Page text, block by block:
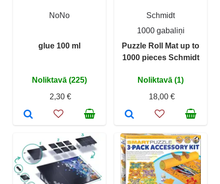
NoNo
glue 100 ml
Noliktavā (225)
2,30 €
Schmidt
1000 gabaliņi
Puzzle Roll Mat up to
1000 pieces Schmidt
Noliktavā (1)
18,00 €